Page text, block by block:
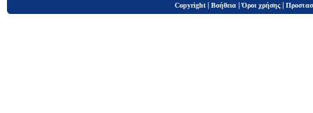
Copyright | Βοήθεια |Όροι χρήσης |